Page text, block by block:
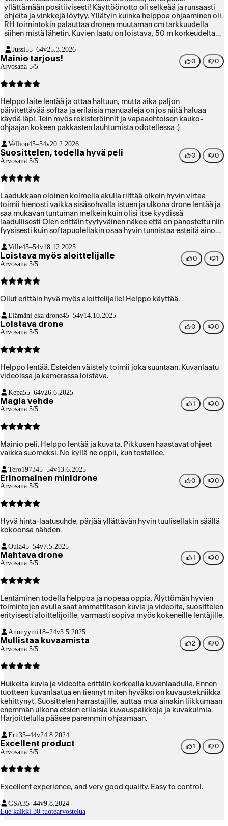
yllättämään positiivisesti! Käyttöönotto oli selkeää ja runsaasti
ohjeita ja vinkkejä löytyy. Yllätyin kuinka helppoa ohjaaminen oli.
RH toimintokin palauttaa dronen muutaman cm tarkkuudella
siihen mistä lähetin. Kuvien laatu on loistava, 50 m korkeudelta
kuvaamisen apuvälineiden oppiminen kestää, mutta näihinkin on
runsaasti apuja löydettävissä.
Jussi55–64v25.3.2026
Mainio tarjous!
Arvosana 5/5
0 0
Helppo laite lentää ja ottaa haltuun, mutta aika paljon
päivitettävää softaa ja erilaisia manuaaleja on jos niitä haluaa
käydä läpi. Tein myös rekisteröinnit ja vapaaehtoisen kauko-
ohjaajan kokeen pakkasten lauhtumista odotellessa :)
Vellioo45–54v20.2.2026
Suosittelen, todella hyvä peli
Arvosana 5/5
0 0
Laadukkaan oloinen kolmella akulla riittää oikein hyvin virtaa
toimii hienosti vaikka sisäsohvalla istuen ja ulkona drone lentää ja
saa mukavan tuntuman melkein kuin olisi itse kyydissä
laadullisesti Olen erittäin tyytyväinen näkee että on panostettu niin
fyysisesti kuin softapuolellakin osaa hyvin tunnistaa esteitä ainoa
tietoa etukäteen jo ostovaiheessa että kaikkia puiden ohuita oksia
ei pysty tunnistamaan Ja se on oikein ymmärrettävää mutta
hienosti osaa seurata kohdetta osaa kiertää määrättyä kehää itseni
kesällä saa mahtavia kuvia vesijetillä ja talvella nyt
ja osaa palata kotiin jos lentää liian kauaksi niin että signaali
todellakaan mitään ongelmaa Ole ollut
Ville45–54v18.12.2025
Loistava myös aloittelijalle
Arvosana 5/5
0 1
Ollut erittäin hyvä myös aloittelijalle! Helppo käyttää.
Elämäni eka drone45–54v14.10.2025
Loistava drone
Arvosana 5/5
0 0
Helppo lentää. Esteiden väistely toimii joka suuntaan. Kuvanlaatu
videoissa ja kamerassa loistava.
Kepa55–64v26.6.2025
Magia vehde
Arvosana 5/5
1 0
Mainio peli. Helppo lentää ja kuvata. Pikkusen haastavat ohjeet
vaikka suomeksi. No kyllä ne oppii, kun testailee.
Tero197345–54v13.6.2025
Erinomainen minidrone
Arvosana 5/5
0 0
Hyvä hinta-laatusuhde, pärjää yllättävän hyvin tuulisellakin säällä
kokoonsa nähden.
Oula45–54v7.5.2025
Mahtava drone
Arvosana 5/5
1 0
Lentäminen todella helppoa ja nopeaa oppia. Älyttömän hyvien
toimintojen avulla saat ammattitason kuvia ja videoita, suosittelen
erityisesti aloittelijoille, varmasti sopiva myös kokeneille lentäjille.
Anonyymi18–24v3.5.2025
Mullistaa kuvaamista
Arvosana 5/5
2 0
Huikeita kuvia ja videoita erittäin korkealla kuvanlaadulla. Ennen
tuotteen kuvanlaatua en tiennyt miten hyväksi on kuvaustekniikka
kehittynyt. Suosittelen harrastajille, auttaa mua ainakin liikkumaan
enemmän ulkona etsien erilaisia kuvauspaikkoja ja kuvakulmia.
Harjoittelulla pääsee paremmin ohjaamaan.
Eru35–44v24.8.2024
Excellent product
Arvosana 5/5
1 0
Excellent experience, and very good quality. Easy to control.
GSA35–44v9.8.2024
Lue kaikki 30 tuotearvostelua